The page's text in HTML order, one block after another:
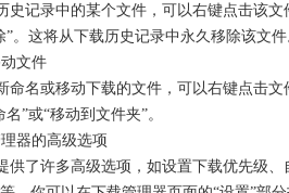
史记录中的某个文件，可以右键点击该文
”。这将从下载历史记录中永久移除该文件
文件
命名或移动下载的文件，可以右键点击文
”或“移动到文件夹”。
器的高级选项
供了许多高级选项，如设置下载优先级、